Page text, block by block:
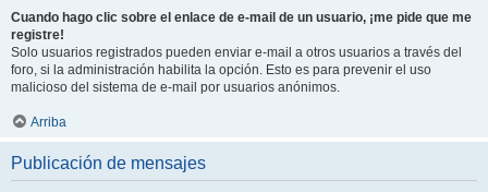
Cuando hago clic sobre el enlace de e-mail de un usuario, ¡me pide que me
registre!
Solo usuarios registrados pueden enviar e-mail a otros usuarios a través del
foro, si la administración habilita la opción. Esto es para prevenir el uso
malicioso del sistema de e-mail por usuarios anónimos.
Arriba
Publicación de mensajes